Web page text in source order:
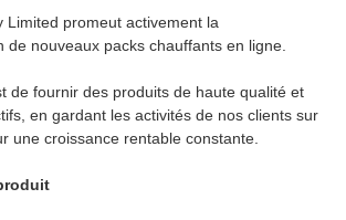
Limited promeut activement la
de nouveaux packs chauffants en ligne.
de fournir des produits de haute qualité et
en gardant les activités de nos clients sur
une croissance rentable constante.